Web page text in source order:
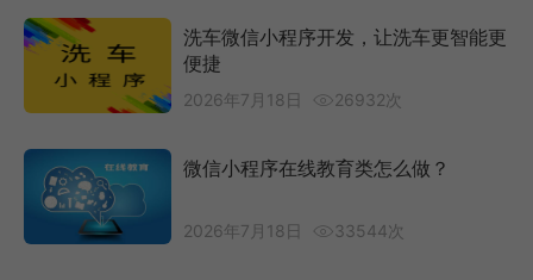
洗车微信小程序开发，让洗车更智能更
便捷
2026年7月18日 26932次
微信小程序在线教育类怎么做？
2026年7月18日 33544次